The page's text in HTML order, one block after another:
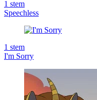
1 stem
Speechless
1 stem
I'm Sorry